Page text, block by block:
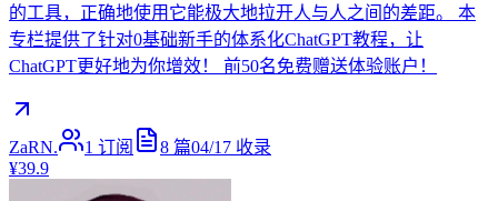
的工具，正确地使用它能极大地拉开人与人之间的差距。 本
专栏提供了针对0基础新手的体系化ChatGPT教程，让
ChatGPT更好地为你增效！ 前50名免费赠送体验账户！
ZaRN. 1 订阅 8 篇04/17 收录
¥39.9